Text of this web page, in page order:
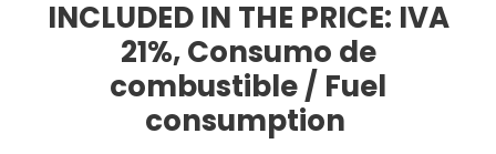
INCLUDED IN THE PRICE: IVA
21%, Consumo de
combustible / Fuel
consumption